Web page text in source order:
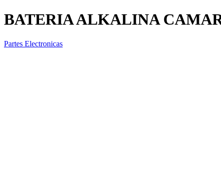
BATERIA ALKALINA
Partes Electronicas